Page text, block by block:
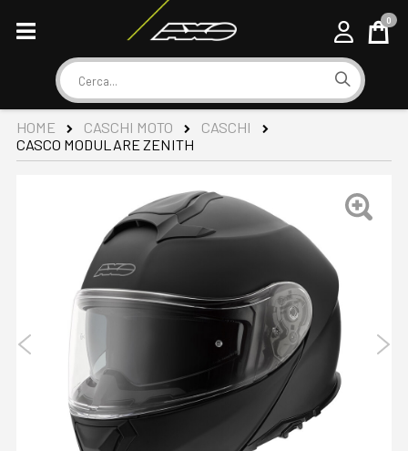
Cerca
Cart
0
HOME CASCHI MOTO
CASCHI
CASCO MODULARE ZENITH